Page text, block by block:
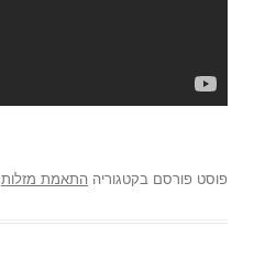
פוסט פורסם בקטגוריה התאמת מזלות